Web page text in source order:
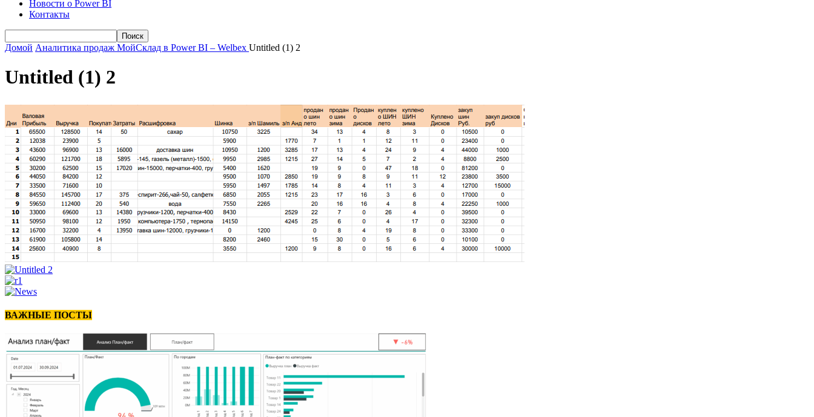
Новости о Power BI
Контакты
Домой Аналитика продаж МойСклад в Power BI – Welbex Untitled (1) 2
Untitled (1) 2
ВАЖНЫЕ ПОСТЫ